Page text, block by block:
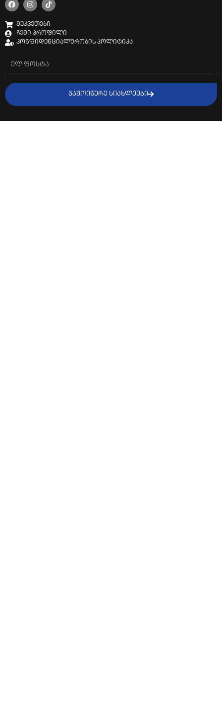
შეკვეთები
ჩემი პროფილი
კონფიდენციალურობის პოლიტიკა
ᲒᲐᲛᲝᲘᲬᲔᲠᲔ ᲡᲘᲐᲮᲚᲔᲔᲑᲘ